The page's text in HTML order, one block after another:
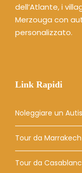
dell’Atlante, i
Merzouga con
personalizzato.
Link Rapidi
Noleggiare un
Tour da Marrakech
Tour da